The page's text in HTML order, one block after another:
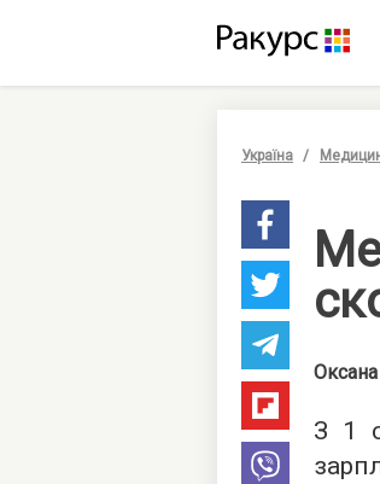
Україна
Оксана
З 1